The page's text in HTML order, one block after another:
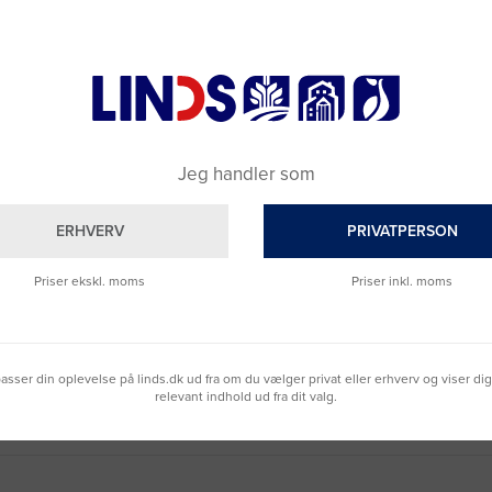
Du kan også kontakte din lokale sælger
–se oversigten her
Jeg handler som
ERHVERV
Priser ekskl. moms
PRIVATPERSON
Priser inkl. moms
din oplevelse på linds.dk ud fra om du vælger privat eller erhverv og viser
relevant indhold ud fra dit valg.